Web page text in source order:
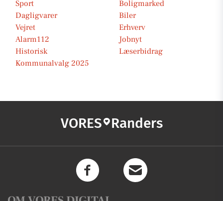
Sport
Boligmarked
Dagligvarer
Biler
Vejret
Erhverv
Alarm112
Jobnyt
Historisk
Læserbidrag
Kommunalvalg 2025
VORES Randers